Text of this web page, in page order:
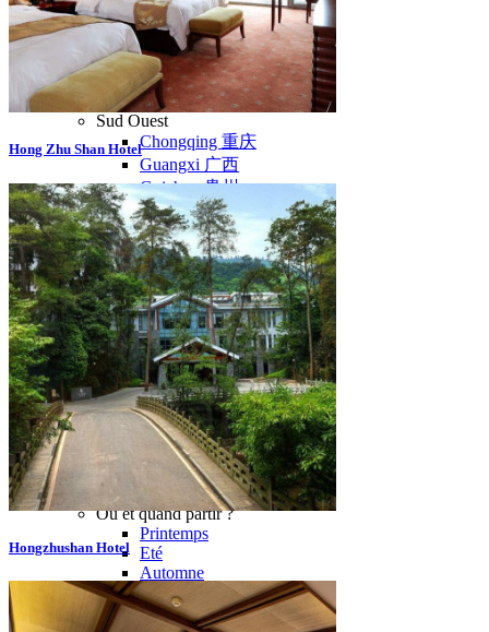
Hunan 湖南
Ile d’Hainan 海南
Macao 澳门
Taïwan 台湾
Shenzhen
Sud Ouest
Chongqing 重庆
Guangxi 广西
Guizhou 贵州
Hubei
Sichuan 四川
Tibet 西藏
Yunnan 云南
Circuits
Organisation
Circuits sur mesure
Nos Petits Groupes
Ambiance
Classique et incontournables
Culture & expériences
Nature et grands paysages
Famille et enfants
Trekking et aventure
Luxe et exception
Où et quand partir ?
Printemps
Eté
Automne
Hiver
Infos pratiques
Hong Zhu Shan Hotel
Hongzhushan Hotel